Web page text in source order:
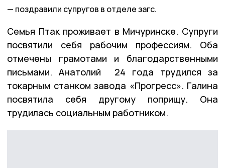
поздравили супругов в отделе загс.
Семья Птак проживает в Мичуринске. Супруги
посвятили себя рабочим профессиям. Оба
отмечены грамотами и благодарственными
письмами. Анатолий 24 года трудился за
токарным станком завода «Прогресс». Галина
посвятила себя другому поприщу. Она
трудилась социальным работником.